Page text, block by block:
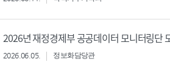
2026년 재정경제부 공공데이터 모니터링단
2026.06.05. 정보화담당관